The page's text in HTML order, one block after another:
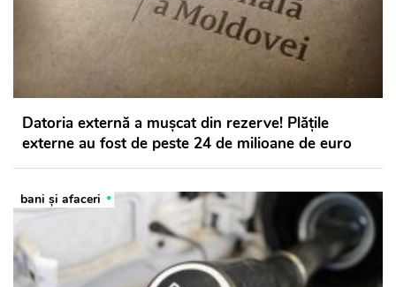
Datoria externă a mușcat din rezerve! Plățile
externe au fost de peste 24 de milioane de euro
bani și afaceri